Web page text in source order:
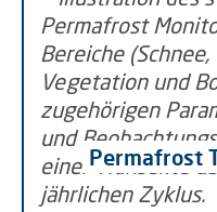
Permafrost